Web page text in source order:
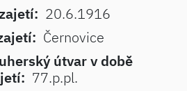
20.6.1916
Černovice
útvar v době
77.p.pl.